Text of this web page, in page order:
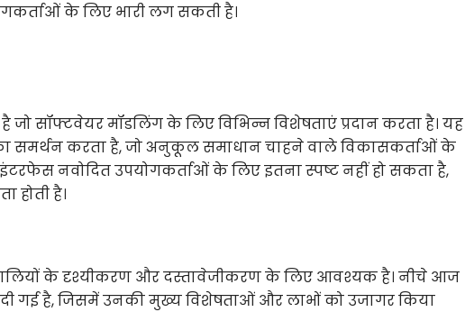
के लिए भारी लग सकती है।
सॉफ्टवेयर मॉडलिंग के लिए विभिन्न विशेषताएं प्रदान करता है। यह
करता है, जो अनुकूल समाधान चाहने वाले विकासकर्ताओं के
नवोदित उपयोगकर्ताओं के लिए इतना स्पष्ट नहीं हो सकता है,
है।
के दृश्यीकरण और दस्तावेजीकरण के लिए आवश्यक है। नीचे आज
गई है, जिसमें उनकी मुख्य विशेषताओं और लाभों को उजागर किया